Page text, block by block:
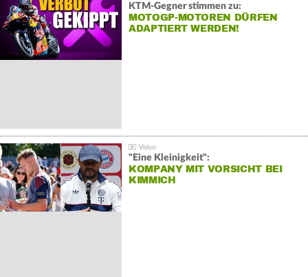
KTM-Gegner stimmen zu:
MOTOGP-MOTOREN DÜRFEN
ADAPTIERT WERDEN!
"Eine Kleinigkeit":
KOMPANY MIT VORSICHT BEI
KIMMICH